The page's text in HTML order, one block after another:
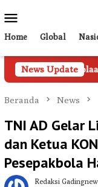
ke
kontenMobile
Home Global
News Update
Parkir Kota
Beranda News
TNI AD Gelar
dan Ketua
Pesepakbola
Redaksi